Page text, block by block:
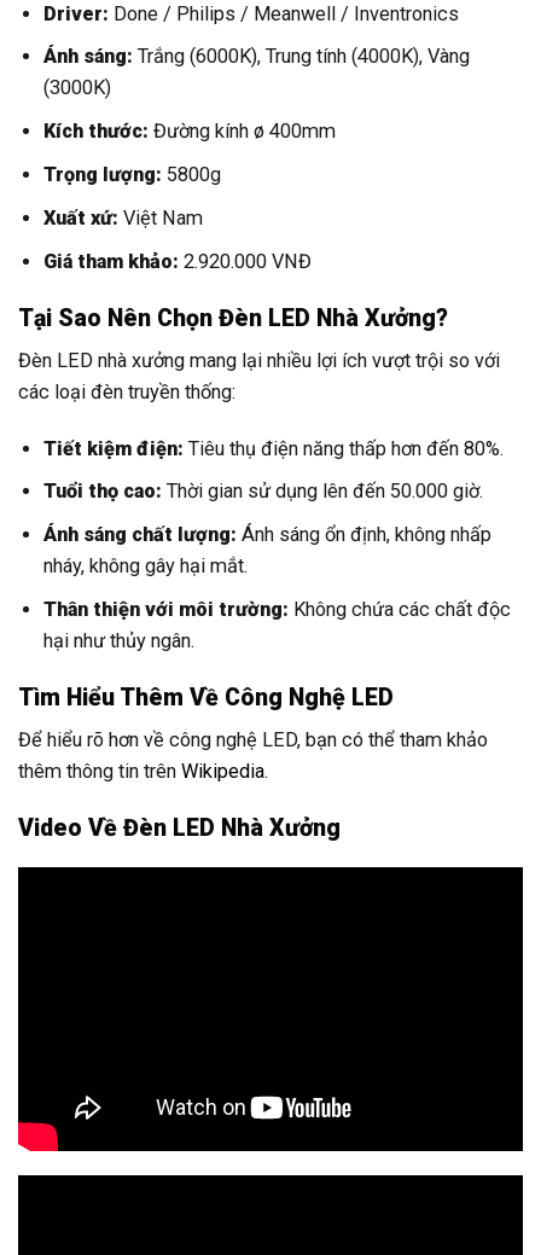
Driver: Done / Philips / Meanwell / Inventronics
Ánh sáng: Trắng (6000K), Trung tính (4000K), Vàng
(3000K)
Kích thước: Đường kính ø 400mm
Trọng lượng: 5800g
Xuất xứ: Việt Nam
Giá tham khảo: 2.920.000 VNĐ
Tại Sao Nên Chọn Đèn LED Nhà Xưởng?
Đèn LED nhà xưởng mang lại nhiều lợi ích vượt trội so với
các loại đèn truyền thống:
Tiết kiệm điện: Tiêu thụ điện năng thấp hơn đến 80%.
Tuổi thọ cao: Thời gian sử dụng lên đến 50.000 giờ.
Ánh sáng chất lượng: Ánh sáng ổn định, không nhấp
nháy, không gây hại mắt.
Thân thiện với môi trường: Không chứa các chất độc
hại như thủy ngân.
Tìm Hiểu Thêm Về Công Nghệ LED
Để hiểu rõ hơn về công nghệ LED, bạn có thể tham khảo
thêm thông tin trên Wikipedia.
Video Về Đèn LED Nhà Xưởng